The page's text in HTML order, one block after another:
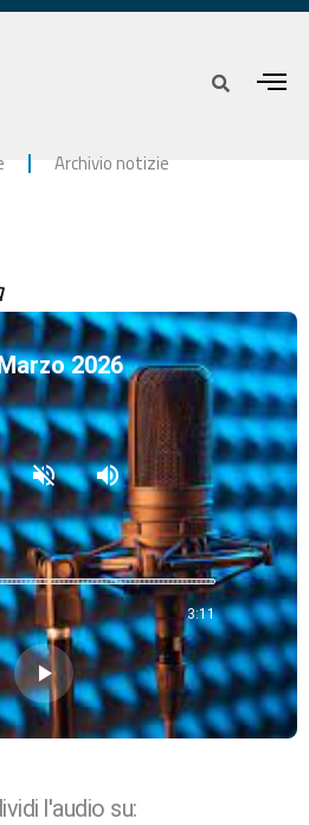
Archivio notizie
2026
volume_off volume_up
3:11
play_arrow
l'audio su: